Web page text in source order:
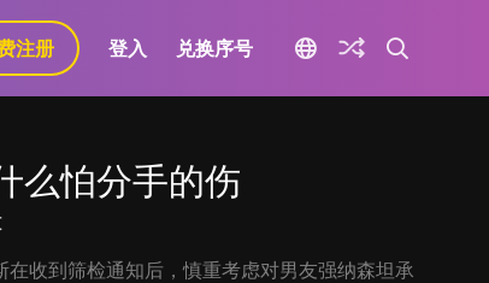
注册 登入 兑换序号
么怕分手的伤
在收到筛检通知后，慎重考虑对男友强纳森坦承